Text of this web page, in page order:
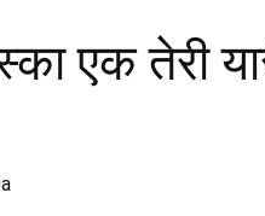
एक तेरी